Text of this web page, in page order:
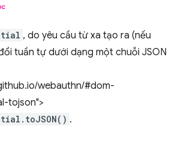
, do yêu cầu từ xa tạo ra (nếu
tuần tự dưới dạng một chuỗi JSON
webauthn/#dom-
tojson">
.